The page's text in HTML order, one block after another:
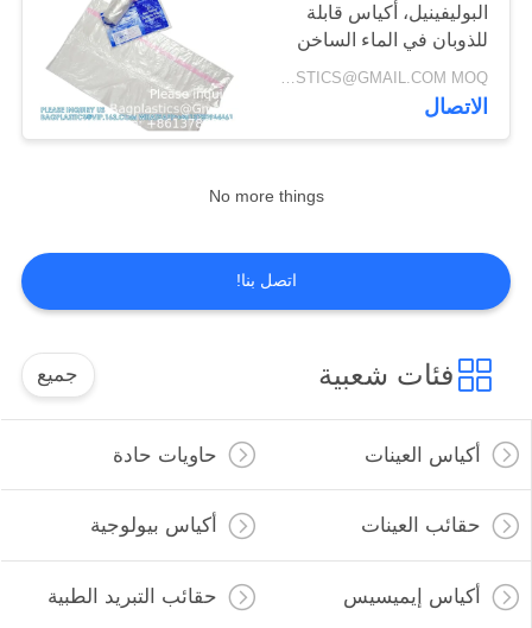
أكياس قابلة للذوبان
10
حزمة أدوات
الإسعافات الأولية
8
البوليفينيل، أكياس قابلة
للذوبان في الماء الساخن
أكياس الغسيل القابلة
للذوبان
INQUIRY: BAGPLASTICS@GMAIL.COM MOQ:الـ (واتس اب) +8613780964661
الاتصال
No more things
اتصل بنا!
فئات شعبية جميع
أكياس العينات حاويات حادة
حقائب العينات أكياس بيولوجية
أكياس إيميسيس حقائب التبريد الطبية